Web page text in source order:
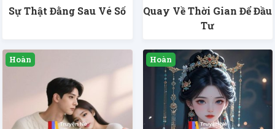
Sự Thật Đằng Sau Vé Số
Quay Về Thời Gian Để Đầu
Tư